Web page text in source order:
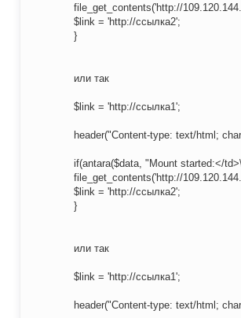
file_get_contents('http://
$link = 'http://ссылка2';
}
или так
$link = 'http://ссылка1';
header("Content-type: text/html;
if(antara($data, "Mount started:</
file_get_contents('http://
$link = 'http://ссылка2';
}
или так
$link = 'http://ссылка1';
header("Content-type: text/html;